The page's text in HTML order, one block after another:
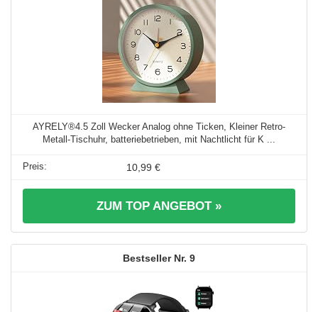
AYRELY®4.5 Zoll Wecker Analog ohne Ticken, Kleiner Retro-
Metall-Tischuhr, batteriebetrieben, mit Nachtlicht für K ...
10,99 €
ZUM TOP ANGEBOT »
9